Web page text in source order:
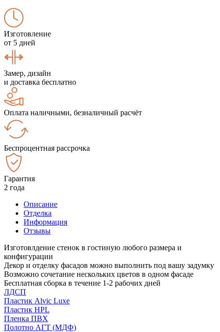
Изготовление
от 5 дней
Замер, дизайн
и доставка бесплатно
Оплата наличными, безналичный расчёт
Беспроцентная рассрочка
Гарантия
2 года
Описание
Отделка
Информация
Отзывы
Изготовлдение стенок в гостиную любого размера и
конфигурации
Декор и отделку фасадов можно выполнить под вашу задумку
Возможно сочетание нескольких цветов в одном фасаде
Бесплатная сборка в течение 1-2 рабочих дней
ЛДСП
Пластик Alvic Luxe
Пластик HPL
Пленка ПВХ
Полотно АГТ (МДФ)